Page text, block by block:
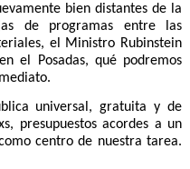
bien distantes de la
de programas entre las
el Ministro Rubinstein
el Posadas, qué podremos
universal, gratuita y de
presupuestos acordes a un
centro de nuestra tarea.